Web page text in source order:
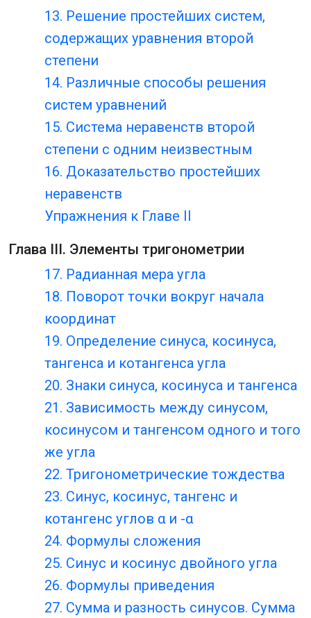
13. Решение простейших систем,
содержащих уравнения второй
степени
14. Различные способы решения
систем уравнений
15. Система неравенств второй
степени с одним неизвестным
16. Доказательство простейших
неравенств
Упражнения к Главе II
Глава III. Элементы тригонометрии
17. Радианная мера угла
18. Поворот точки вокруг начала
координат
19. Определение синуса, косинуса,
тангенса и котангенса угла
20. Знаки синуса, косинуса и тангенса
21. Зависимость между синусом,
косинусом и тангенсом одного и того
же угла
22. Тригонометрические тождества
23. Синус, косинус, тангенс и
котангенс углов α и -α
24. Формулы сложения
25. Синус и косинус двойного угла
26. Формулы приведения
27. Сумма и разность синусов. Сумма